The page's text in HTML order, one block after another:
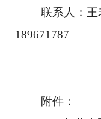
联系人：王
189671787
附件：